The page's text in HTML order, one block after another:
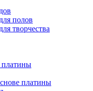
полов
творчества
платины
платины